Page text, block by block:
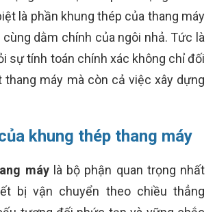
là phần khung thép của thang máy
dằm chính của ngôi nhả. Tức là
sự tính toán chính xác không chỉ đối
thang máy mà còn cả việc xây dựng
khung thép thang máy
máylà bộ phận quan trọng nhất
bị vận chuyển theo chiều thẳng